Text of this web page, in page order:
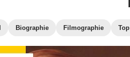
Biographie Filmographie